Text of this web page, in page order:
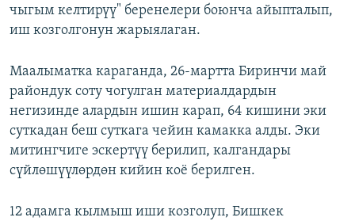
чыгым келтирүү" беренелери боюнча айыпталып,
иш козголгонун жарыялаган.
Маалыматка караганда, 26-мартта Биринчи май
райондук соту чогулган материалдардын
негизинде алардын ишин карап, 64 кишини эки
суткадан беш суткага чейин камакка алды. Эки
митингчиге эскертүү берилип, калгандары
сүйлөшүүлөрдөн кийин коё берилген.
12 адамга кылмыш иши козголуп, Бишкек